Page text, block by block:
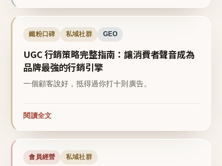
鐵粉口碑 私域社群 GEO
UGC 行銷策略完整指南：讓消費者聲音成為
品牌最強的行銷引擎
一個顧客說好，抵得過你打十則廣告。
閱讀全文
會員經營 私域社群